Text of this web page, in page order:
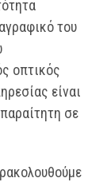
του
οπτικός
είναι
σε